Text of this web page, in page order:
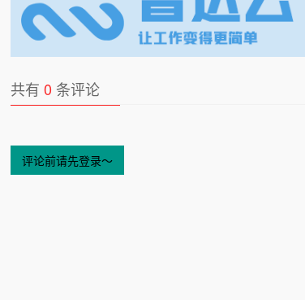
共有0 条评论